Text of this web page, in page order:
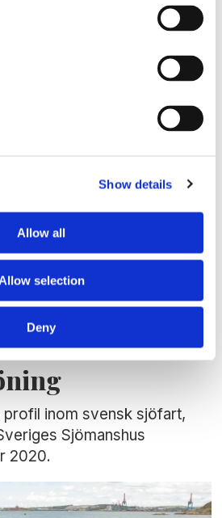
Show details
Allow all
Allow selection
Deny
nödanrop på radion. Nu
den hjälteinsats som de
får årets
profil inom svensk sjöfart,
Sjömanshus
2020.